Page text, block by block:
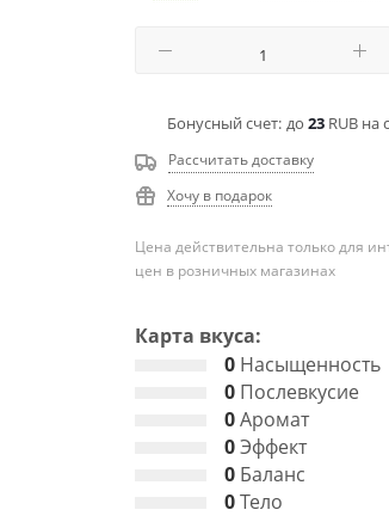
Бонусный счет: до 23RUB на
Рассчитать доставку
Хочу в подарок
Цена действительна только для
цен в розничных магазинах
Карта вкуса:
0Насыщенность
0Послевкусие
0Аромат
0Эффект
0Баланс
0Тело